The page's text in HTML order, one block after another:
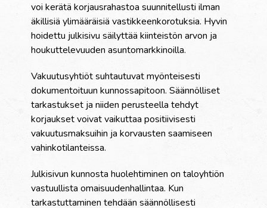
voi kerätä korjausrahastoa suunnitellusti ilman
äkillisiä ylimääräisiä vastikkeenkorotuksia. Hyvin
hoidettu julkisivu säilyttää kiinteistön arvon ja
houkuttelevuuden asuntomarkkinoilla.
Vakuutusyhtiöt suhtautuvat myönteisesti
dokumentoituun kunnossapitoon. Säännölliset
tarkastukset ja niiden perusteella tehdyt
korjaukset voivat vaikuttaa positiivisesti
vakuutusmaksuihin ja korvausten saamiseen
vahinkotilanteissa.
Julkisivun kunnosta huolehtiminen on taloyhtiön
vastuullista omaisuudenhallintaa. Kun
tarkastuttaminen tehdään säännöllisesti